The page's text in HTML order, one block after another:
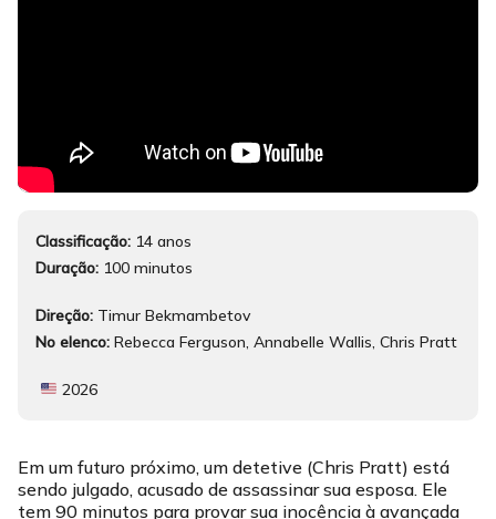
Classificação: 14 anos
Duração: 100 minutos
Direção: Timur Bekmambetov
No elenco: Rebecca Ferguson, Annabelle Wallis, Chris Pratt
2026
Em um futuro próximo, um detetive (Chris Pratt) está
sendo julgado, acusado de assassinar sua esposa. Ele
tem 90 minutos para provar sua inocência à avançada